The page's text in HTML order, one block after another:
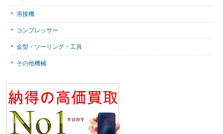
溶接機
コンプレッサー
金型・ツーリング・工具
その他機械